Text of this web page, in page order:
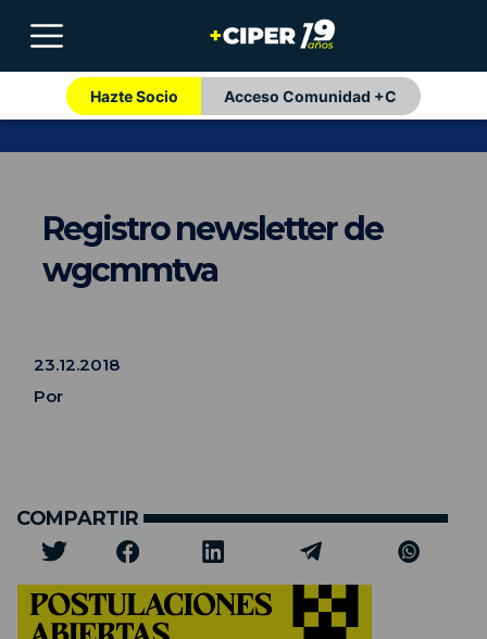
Hazte Socio Acceso Comunidad +C
Registro newsletter de
wgcmmtva
23.12.2018
Por
COMPARTIR